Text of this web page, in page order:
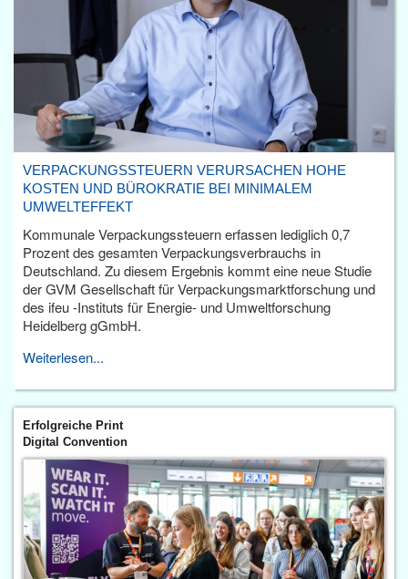
VERPACKUNGSSTEUERN VERURSACHEN HOHE
KOSTEN UND BÜROKRATIE BEI MINIMALEM
UMWELTEFFEKT
Kommunale Verpackungssteuern erfassen lediglich 0,7
Prozent des gesamten Verpackungsverbrauchs in
Deutschland. Zu diesem Ergebnis kommt eine neue Studie
der GVM Gesellschaft für Verpackungsmarktforschung und
des ifeu -Instituts für Energie- und Umweltforschung
Heidelberg gGmbH.
Weiterlesen...
Erfolgreiche Print
Digital Convention